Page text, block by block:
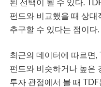
된 선택이 될 수 있다.
펀드와 비교했을 때 상
추구할 수 있다는 점이다.
최근의 데이터에 따르면,
펀드와 비슷하거나 높은
투자 관점에서 볼 때